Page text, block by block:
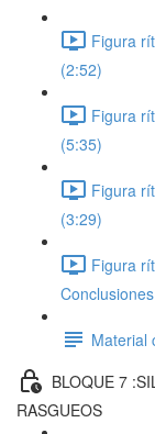
Figura
(2:52)
Figura
(5:35)
Figura
(3:29)
Figura
Material
BLOQUE 7
RASGUEOS